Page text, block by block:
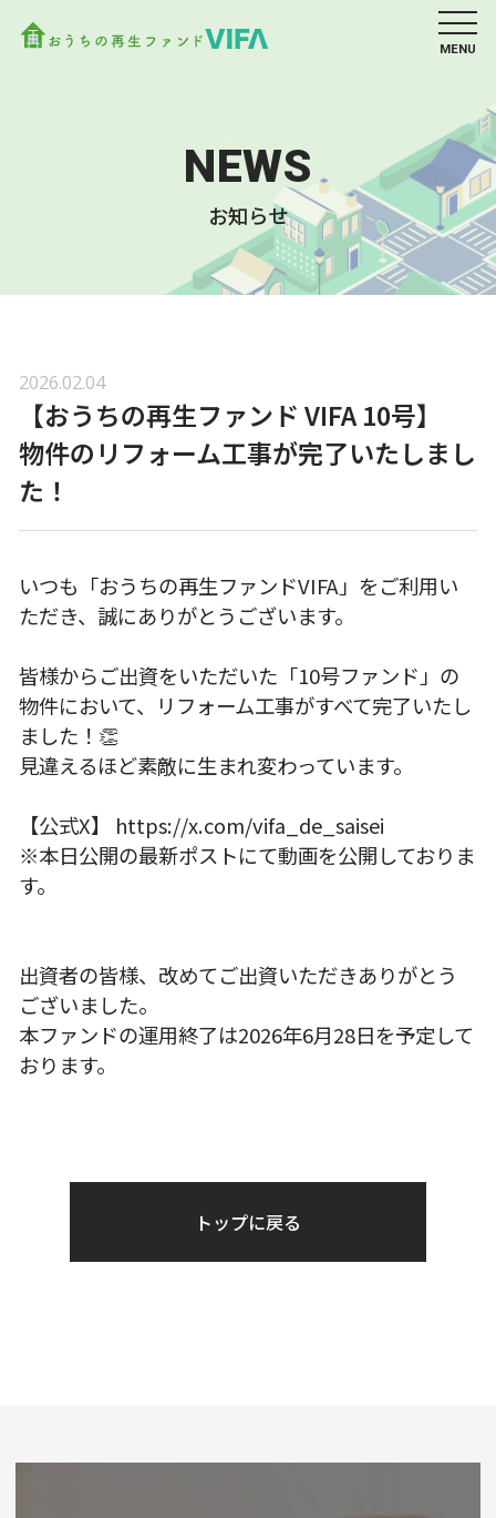
MENU
NEWS
お知らせ
2026.02.04
【おうちの再生ファンド VIFA 10号】
物件のリフォーム工事が完了いたしまし
た！
いつも「おうちの再生ファンドVIFA」をご利用い
ただき、誠にありがとうございます。
皆様からご出資をいただいた「10号ファンド」の
物件において、リフォーム工事がすべて完了いたし
ました！👏
見違えるほど素敵に生まれ変わっています。
【公式X】 https://x.com/vifa_de_saisei
※本日公開の最新ポストにて動画を公開しておりま
す。
出資者の皆様、改めてご出資いただきありがとう
ございました。
本ファンドの運用終了は2026年6月28日を予定して
おります。
トップに戻る